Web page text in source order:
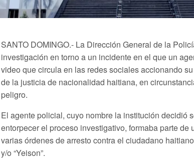
SANTO DOMINGO.- La Dirección General de la
investigación en torno a un incidente en el que un
video que circula en las redes sociales accionando
de la justicia de nacionalidad haitiana, en
peligro.
El agente policial, cuyo nombre la institución decidió
entorpecer el proceso investigativo, formaba parte
varias órdenes de arresto contra el ciudadano
y/o “Yeison”.